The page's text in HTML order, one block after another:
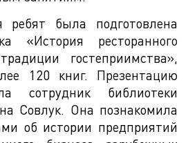
была подготовлена
«История ресторанного
гостеприимства»,
120 книг. Презентацию
сотрудник библиотеки
Совлук. Она познакомила
об истории предприятий